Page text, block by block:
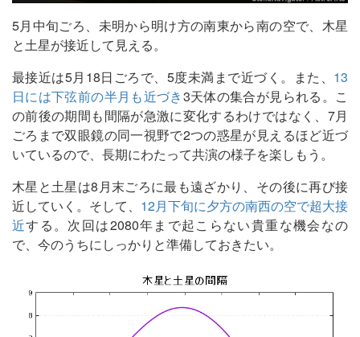
5月中旬ごろ、未明から明け方の南東から南の空で、木星
と土星が接近して見える。
最接近は5月18日ごろで、5度未満まで近づく。また、 13
日には下弦前の半月も近づき3天体の集合が見られる。こ
の前後の期間も間隔が急激に変化するわけではなく、7月
ごろまで双眼鏡の同一視野で2つの惑星が見えるほど近づ
いているので、長期にわたって共演の様子を楽しもう。
木星と土星は8月末ごろに最も遠ざかり、その後に再び接
近していく。そして、 12月下旬に夕方の南西の空で超大接
近する。次回は2080年まで起こらない貴重な機会なの
で、今のうちにしっかりと準備しておきたい。